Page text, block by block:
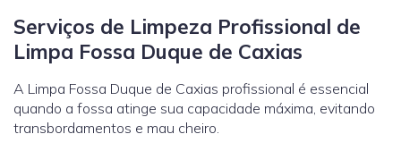
Serviços de Limpeza Profissional de
Limpa Fossa Duque de Caxias
A Limpa Fossa Duque de Caxias profissional é essencial
quando a fossa atinge sua capacidade máxima, evitando
transbordamentos e mau cheiro.